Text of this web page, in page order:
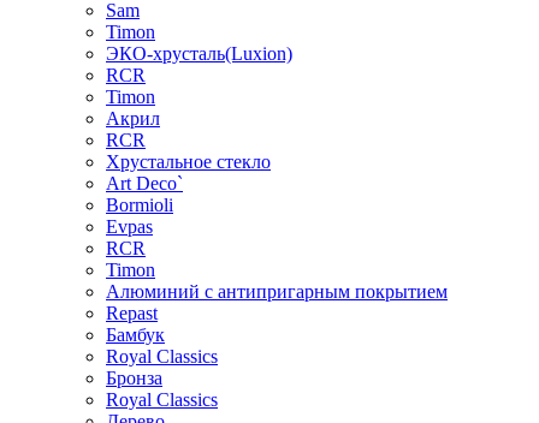
Sam
Timon
ЭКО-хрусталь(Luxion)
RCR
Timon
Акрил
RCR
Хрустальное стекло
Art Deco`
Bormioli
Evpas
RCR
Timon
Алюминий с антипригарным покрытием
Repast
Бамбук
Royal Classics
Бронза
Royal Classics